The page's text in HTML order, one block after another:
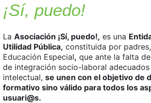
¡Sí, puedo!
La Asociación ¡Sí, puedo!, es una
Utilidad Pública, constituida por
Educación Especial, que ante la falta
de integración socio-laboral
intelectual, se unen con el objetivo de
formativo sino válido para todos los
usuari@s.